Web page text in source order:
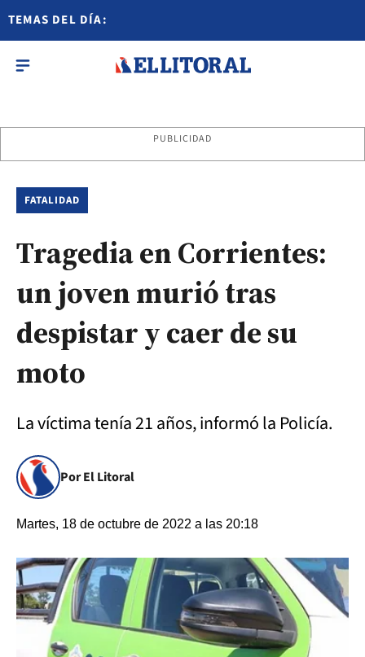
TEMAS DEL DÍA:
PUBLICIDAD
FATALIDAD
Tragedia en Corrientes:
un joven murió tras
despistar y caer de su
moto
La víctima tenía 21 años, informó la Policía.
Por El Litoral
Martes, 18 de octubre de 2022 a las 20:18